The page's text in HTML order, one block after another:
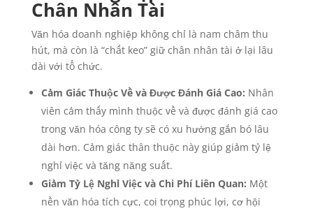
Chân Nhân Tài
Văn hóa doanh nghiệp không chỉ là nam châm thu
hút, mà còn là “chất keo” giữ chân nhân tài ở lại lâu
dài với tổ chức.
Cảm Giác Thuộc Về và Được Đánh Giá Cao: Nhân
viên cảm thấy mình thuộc về và được đánh giá cao
trong văn hóa công ty sẽ có xu hướng gắn bó lâu
dài hơn. Cảm giác thân thuộc này giúp giảm tỷ lệ
nghỉ việc và tăng năng suất.
Giảm Tỷ Lệ Nghỉ Việc và Chi Phí Liên Quan: Một
nền văn hóa tích cực, coi trọng phúc lợi, cơ hội